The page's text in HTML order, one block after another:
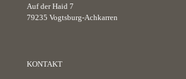
Auf der Haid 7
79235 Vogtsburg-Achkarren
KONTAKT